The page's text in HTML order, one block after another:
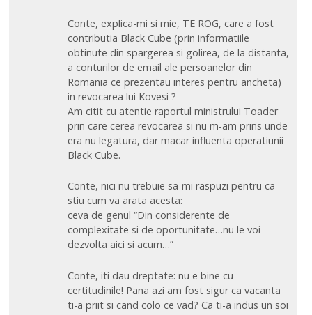
Conte, explica-mi si mie, TE ROG, care a fost
contributia Black Cube (prin informatiile
obtinute din spargerea si golirea, de la distanta,
a conturilor de email ale persoanelor din
Romania ce prezentau interes pentru ancheta)
in revocarea lui Kovesi ?
Am citit cu atentie raportul ministrului Toader
prin care cerea revocarea si nu m-am prins unde
era nu legatura, dar macar influenta operatiunii
Black Cube.
Conte, nici nu trebuie sa-mi raspuzi pentru ca
stiu cum va arata acesta:
ceva de genul “Din considerente de
complexitate si de oportunitate…nu le voi
dezvolta aici si acum…”
Conte, iti dau dreptate: nu e bine cu
certitudinile! Pana azi am fost sigur ca vacanta
ti-a priit si cand colo ce vad? Ca ti-a indus un soi